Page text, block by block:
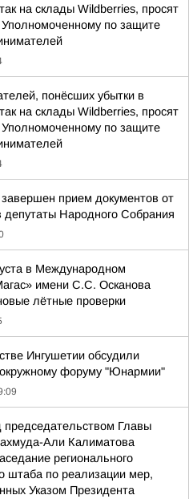
на склады Wildberries, просят
Уполномоченному по защите
понёсших убытки в
на склады Wildberries, просят
Уполномоченному по защите
прием документов от
депутаты Народного Собрания
в Международном
имени С.С. Осканова
лётные проверки
Ингушетии обсудили
окружному форуму "Юнармии"
председательством Главы
Али Калиматова
регионального
штаба по реализации мер,
Указом Президента